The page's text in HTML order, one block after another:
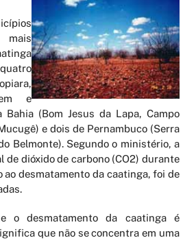
e
Bahia (Bom Jesus da Lapa, Campo
e dois de Pernambuco (Serra
Belmonte). Segundo o ministério, a
de dióxido de carbono (CO2) durante
ao desmatamento da caatinga, foi de
o desmatamento da caatinga é
que não se concentra em uma